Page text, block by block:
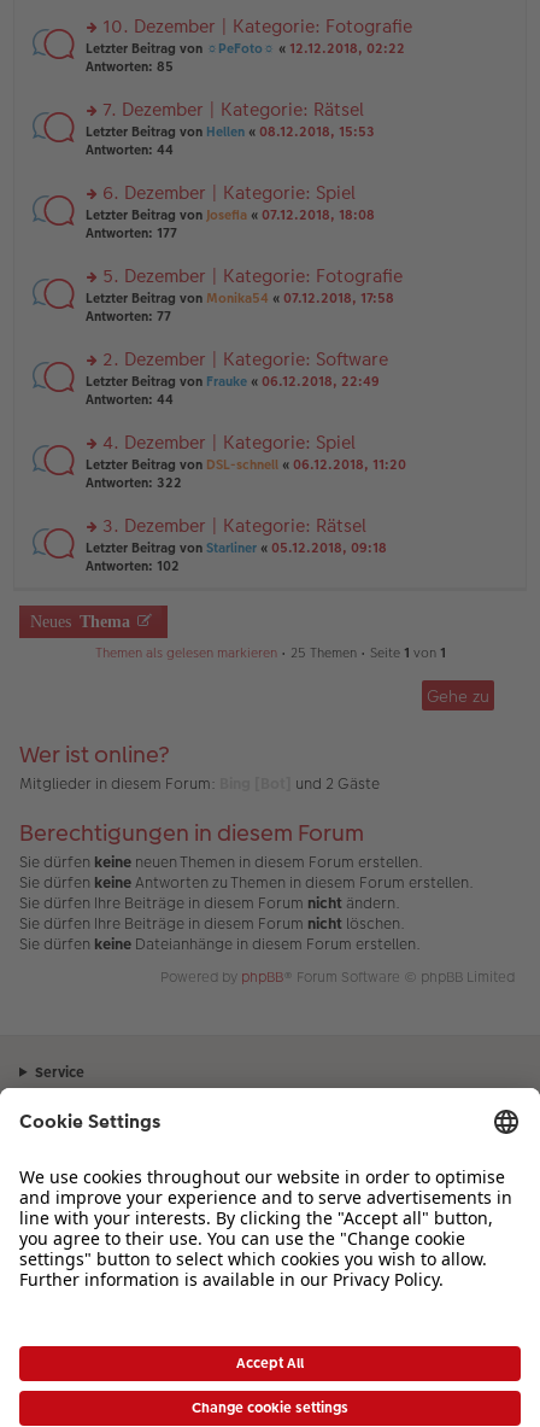
tr
a
g
e
n
er
tr
a
g
n
g
el
e
n
er
tr
a
g
rs
te
n
g
el
e
n
er
tr
a
g
10. Dezember | Kategorie: Fotografie
Letzter Beitrag von ☼PeFoto☼ « 12.12.2018, 02:22
Antworten: 85
rs
te
n
g
el
e
n
er
tr
a
g
7. Dezember | Kategorie: Rätsel
Letzter Beitrag von Hellen « 08.12.2018, 15:53
Antworten: 44
rs
te
n
g
el
e
n
er
tr
a
g
6. Dezember | Kategorie: Spiel
Letzter Beitrag von Josefia « 07.12.2018, 18:08
Antworten: 177
rs
te
n
g
el
e
n
er
tr
a
g
5. Dezember | Kategorie: Fotografie
Letzter Beitrag von Monika54 « 07.12.2018, 17:58
Antworten: 77
rs
te
n
g
el
e
n
er
tr
a
2. Dezember | Kategorie: Software
Letzter Beitrag von Frauke « 06.12.2018, 22:49
Antworten: 44
rs
te
n
g
el
e
n
er
4. Dezember | Kategorie: Spiel
Letzter Beitrag von DSL-schnell « 06.12.2018, 11:20
Antworten: 322
rs
te
n
g
ei
tr
3. Dezember | Kategorie: Rätsel
Letzter Beitrag von Starliner « 05.12.2018, 09:18
Antworten: 102
Neues Thema
Themen als gelesen markieren• 25 Themen • Seite 1 von 1
Gehe zu
Wer ist online?
Mitglieder in diesem Forum: und 2 Gäste
Berechtigungen in diesem Forum
Sie dürfen keine neuen Themen in diesem Forum erstellen.
Sie dürfen keineAntworten zu Themen in diesem Forum erstellen.
Sie dürfen Ihre Beiträge in diesem Forum nicht ändern.
Sie dürfen Ihre Beiträge in diesem Forum nicht löschen.
Sie dürfen keine Dateianhänge in diesem Forum erstellen.
Powered by phpBB® Forum Software © phpBB Limited
Service
Sortiment
Inspiration
Bei Fragen zu Produkten oder der Bestellung können Sie uns gerne von